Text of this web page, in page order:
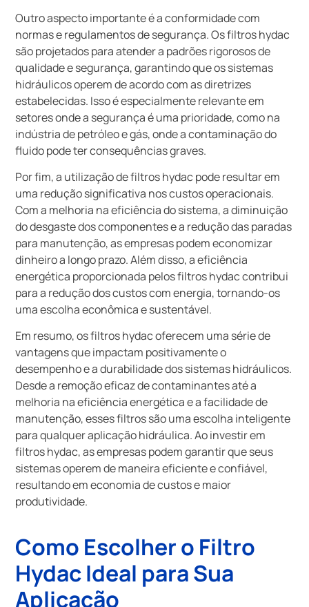
Outro aspecto importante é a conformidade com
normas e regulamentos de segurança. Os filtros hydac
são projetados para atender a padrões rigorosos de
qualidade e segurança, garantindo que os sistemas
hidráulicos operem de acordo com as diretrizes
estabelecidas. Isso é especialmente relevante em
setores onde a segurança é uma prioridade, como na
indústria de petróleo e gás, onde a contaminação do
fluido pode ter consequências graves.
Por fim, a utilização de filtros hydac pode resultar em
uma redução significativa nos custos operacionais.
Com a melhoria na eficiência do sistema, a diminuição
do desgaste dos componentes e a redução das paradas
para manutenção, as empresas podem economizar
dinheiro a longo prazo. Além disso, a eficiência
energética proporcionada pelos filtros hydac contribui
para a redução dos custos com energia, tornando-os
uma escolha econômica e sustentável.
Em resumo, os filtros hydac oferecem uma série de
vantagens que impactam positivamente o
desempenho e a durabilidade dos sistemas hidráulicos.
Desde a remoção eficaz de contaminantes até a
melhoria na eficiência energética e a facilidade de
manutenção, esses filtros são uma escolha inteligente
para qualquer aplicação hidráulica. Ao investir em
filtros hydac, as empresas podem garantir que seus
sistemas operem de maneira eficiente e confiável,
resultando em economia de custos e maior
produtividade.
Como Escolher o Filtro
Hydac Ideal para Sua
Aplicação